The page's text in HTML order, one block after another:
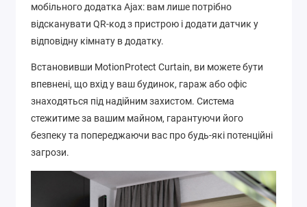
мобільного додатка Ajax: вам лише потрібно
відсканувати QR-код з пристрою і додати датчик у
відповідну кімнату в додатку.
Встановивши MotionProtect Curtain, ви можете бути
впевнені, що вхід у ваш будинок, гараж або офіс
знаходяться під надійним захистом. Система
стежитиме за вашим майном, гарантуючи його
безпеку та попереджаючи вас про будь-які потенційні
загрози.